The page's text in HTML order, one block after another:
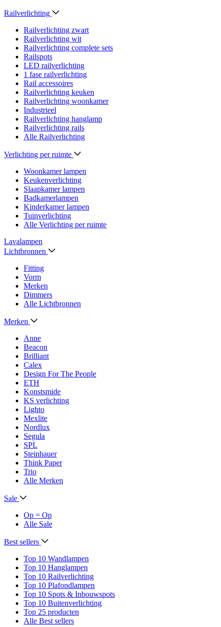
Railverlichting
Railverlichting zwart
Railverlichting wit
Railverlichting complete sets
Railspots
LED railverlichting
1 fase railverlichting
Rail accessoires
Railverlichting keuken
Railverlichting woonkamer
Industrieel
Railverlichting hanglamp
Railverlichting rails
Alle Railverlichting
Verlichting per ruimte
Woonkamer lampen
Keukenverlichting
Slaapkamer lampen
Badkamerlampen
Kinderkamer lampen
Tuinverlichting
Alle Verlichting per ruimte
Lavalampen
Lichtbronnen
Fitting
Vorm
Merken
Dimmers
Alle Lichtbronnen
Merken
Anne
Beacon
Brilliant
Calex
Design For The People
ETH
Konstsmide
KS verlichting
Lighto
Mexlite
Nordlux
Segula
SPL
Steinhauer
Think Paper
Trio
Alle Merken
Sale
Op = Op
Alle Sale
Best sellers
Top 10 Wandlampen
Top 10 Hanglampen
Top 10 Railverlichting
Top 10 Plafondlampen
Top 10 Spots & Inbouwspots
Top 10 Buitenverlichting
Top 25 producten
Alle Best sellers